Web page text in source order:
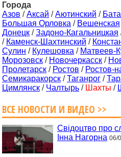
Города
Азов /Аксай /Аютинский /
Большая Орловка / Вешенская
Донецк /Задоно-Кагальницкая
/ Каменск-Шахтинский /
Сулин / Кулешовка / Матвеев-
Морозовск / Новочеркасск /
Пролетарск / Ростов / Ростов-
Семикаракорск /Таганрог /
Цимлянск / Чалтырь / Шахты /
ВСЕ НОВОСТИ И ВИДЕО >>
Свідоцтво про
Інна Нагорна 06/